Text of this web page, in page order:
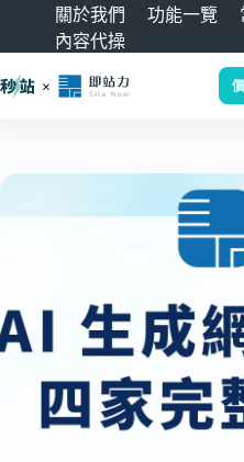
關於我們 功能一覽
內容代操